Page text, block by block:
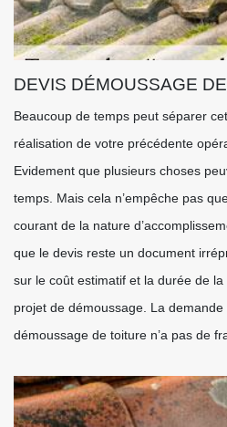
DEVIS DÉMOUSSAGE
Beaucoup de temps peut séparer
réalisation de votre précédente
Evidement que plusieurs choses
temps. Mais cela n’empêche pas
courant de la nature
que le devis reste un document
sur le coût estimatif et la durée de
projet de démoussage. La demande
démoussage de toiture n’a pas de